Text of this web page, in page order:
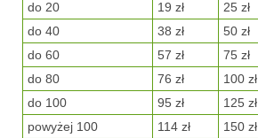
do 20
19 zł 25 zł
do 40
38 zł 50 zł
do 60
57 zł 75 zł
do 80
76 zł 100 zł
do 100
95 zł 125 zł
powyżej 100
114 zł 150 zł